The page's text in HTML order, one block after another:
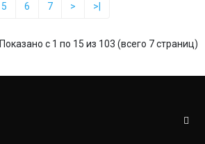
5 6 7 > >|
Показано с 1 по 15 из 103 (всего 7 страниц)